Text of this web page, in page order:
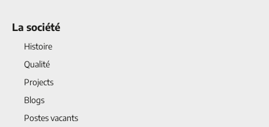
La société
Histoire
Qualité
Projects
Blogs
Postes vacants